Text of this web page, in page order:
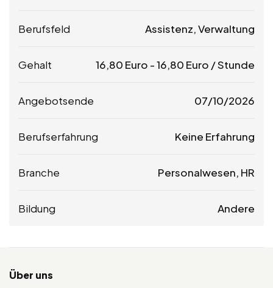
Berufsfeld Assistenz, Verwaltung
Gehalt 16,80 Euro -16,80 Euro / Stunde
Angebotsende 07/10/2026
Berufserfahrung Keine Erfahrung
Branche Personalwesen, HR
Bildung Andere
Über uns